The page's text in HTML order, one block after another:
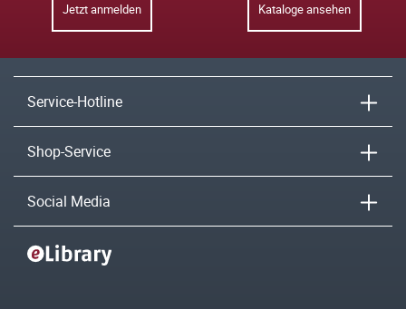
Jetzt anmelden Kataloge ansehen
Service-Hotline
Shop-Service
Social Media